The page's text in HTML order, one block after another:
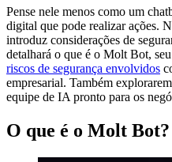
Pense nele menos como um
digital que pode realizar ações.
introduz considerações de
detalhará o que é o Molt Bot,
riscos de segurança envolvidos
empresarial. Também
equipe de IA pronto para os
O que é o Molt Bot?